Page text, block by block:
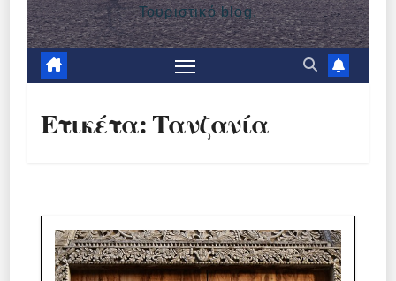
Τουριστικό blog.
Ετικέτα:Τανζανία